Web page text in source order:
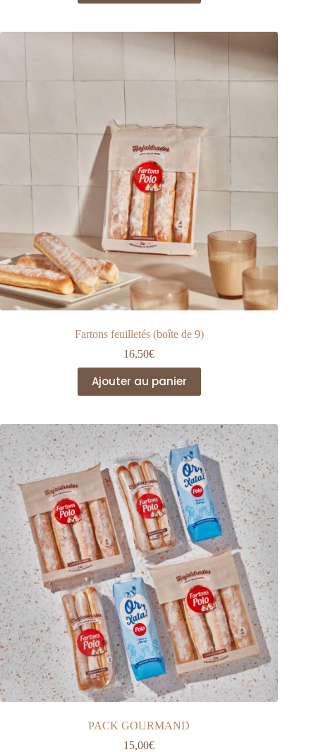
Fartons feuilletés (boîte de 9)
16,50€
Ajouter au panier
PACK GOURMAND
15,00€